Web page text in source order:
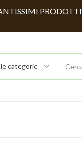
PRODOTTI
categorie